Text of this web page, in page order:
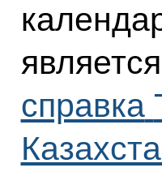
справка